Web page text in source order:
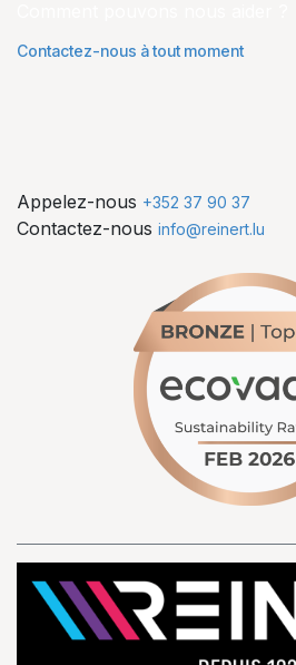
Contactez-nous à tout moment
Appelez-nous +352 37 90 37
Contactez-nous info@reinert.lu